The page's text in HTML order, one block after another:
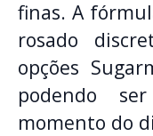
finas. A
rosado
opções
podendo
momento do